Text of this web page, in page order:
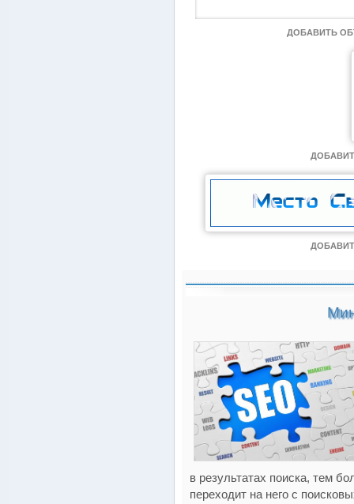
ДОБАВИТЬ
в результатах поиска, тем
переходит на него с